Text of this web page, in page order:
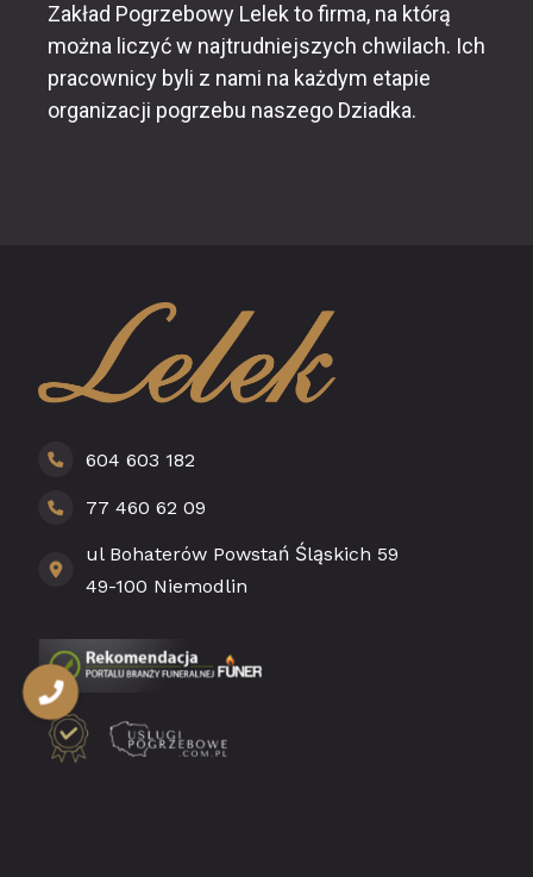
Zakład Pogrzebowy Lelek to firma, na którą
można liczyć w najtrudniejszych chwilach. Ich
pracownicy byli z nami na każdym etapie
organizacji pogrzebu naszego Dziadka.
604 603 182
77 460 62 09
ul Bohaterów Powstań Śląskich 59
49-100 Niemodlin